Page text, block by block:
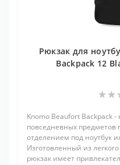
Рюкзак для
Backpack 12
Knomo Beaufort Backpack
повседневных предметов
отделением под ноутбук
Изготовленный из
рюкзак имеет